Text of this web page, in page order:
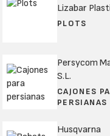
Lizabar
PLOTS
Persycom
S.L.
CAJONES
PERSIANAS
Husqvarna